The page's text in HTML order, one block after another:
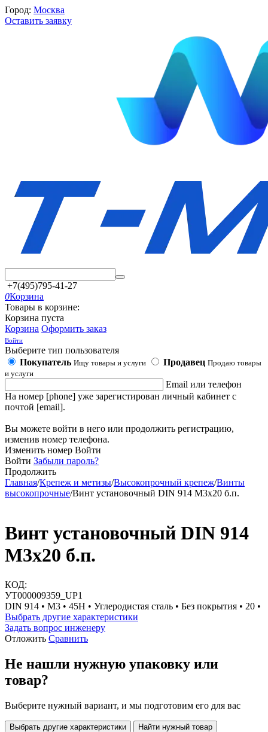
Город: Москва
Оставить заявку
+7(495)795-41-27
0Корзина
Товары в корзине:
Корзина пуста
Корзина Оформить заказ
Войти
Выберите тип пользователя
Покупатель Ищу товары и услуги Продавец Продаю товары
и услуги
Email или телефон
На номер [phone] уже зарегистирован личный кабинет с
почтой [email].
Вы можете войти в него или продолжить регистрацию,
изменив номер телефона.
Изменить номер Войти
Войти Забыли пароль?
Продолжить
Главная/Крепеж и метизы/Высокопрочный крепеж/Винты
высокопрочные/Винт установочный DIN 914 М3х20 б.п.
Винт установочный DIN 914
М3х20 б.п.
КОД:
УТ000009359_UP1
DIN 914 • М3 • 45H • Углеродистая сталь • Без покрытия • 20 •
Выбрать другие характеристики
Задать вопрос инженеру
Отложить Сравнить
Не нашли нужную упаковку или
товар?
Выберите нужный вариант, и мы подготовим его для вас
Выбрать другие характеристики Найти нужный товар